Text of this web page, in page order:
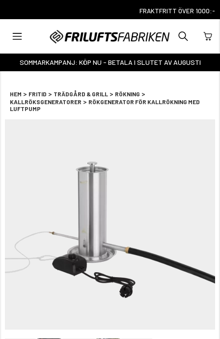
FRAKTFRITT ÖVER 1000:-
SOMMARKAMPANJ: KÖP NU - BETALA I SLUTET AV AUGUSTI
HEM > FRITID > TRÄDGÅRD & GRILL > RÖKNING >
KALLRÖKSGENERATORER > RÖKGENERATOR FÖR KALLRÖKNING MED
LUFTPUMP